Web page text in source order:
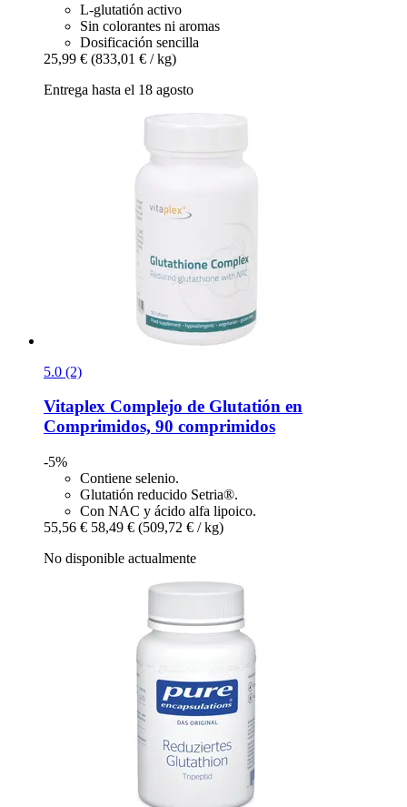
L-glutatión activo
Sin colorantes ni aromas
Dosificación sencilla
25,99 € (833,01 € / kg)
Entrega hasta el 18 agosto
5.0 (2)
Vitaplex Complejo de Glutatión en
Comprimidos, 90 comprimidos
-5%
Contiene selenio.
Glutatión reducido Setria®.
Con NAC y ácido alfa lipoico.
55,56 € 58,49 € (509,72 € / kg)
No disponible actualmente